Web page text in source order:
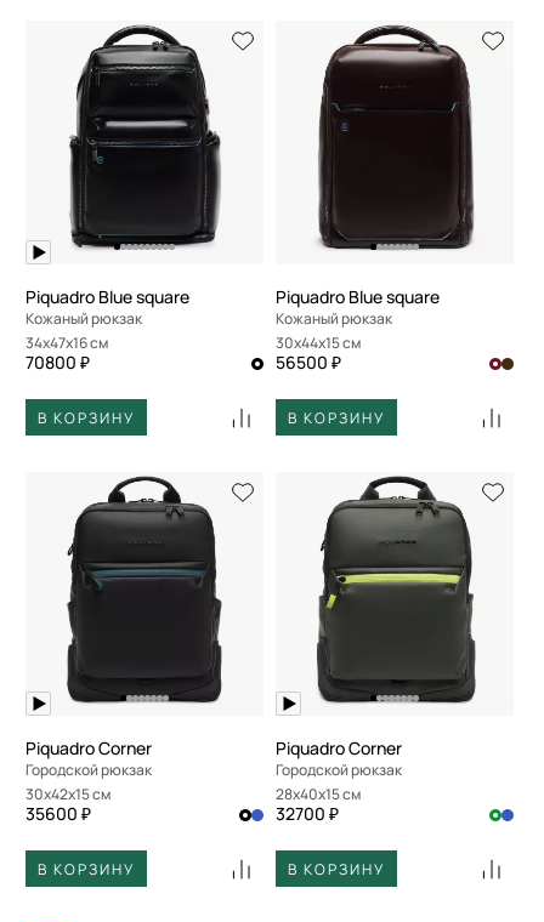
Piquadro Blue square
Кожаный рюкзак
34x47x16 см
70800 ₽
В КОРЗИНУ
Piquadro Blue square
Кожаный рюкзак
30x44x15 см
56500 ₽
В КОРЗИНУ
Piquadro Corner
Городской рюкзак
30x42x15 см
35600 ₽
В КОРЗИНУ
Piquadro Corner
Городской рюкзак
28x40x15 см
32700 ₽
В КОРЗИНУ